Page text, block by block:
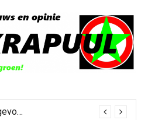
Bestorming Ceuta gevolg van op sociale media verspreide hoax?